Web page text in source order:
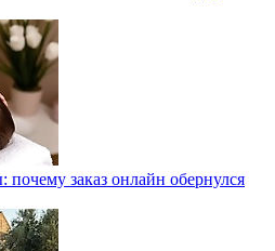
заказ онлайн обернулся